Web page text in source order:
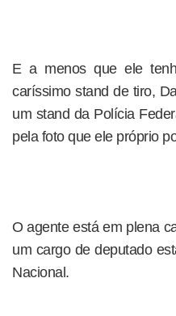
E a menos que ele
caríssimo stand de tiro,
um stand da Polícia
pela foto que ele próprio
O agente está em plena
um cargo de deputado
Nacional.